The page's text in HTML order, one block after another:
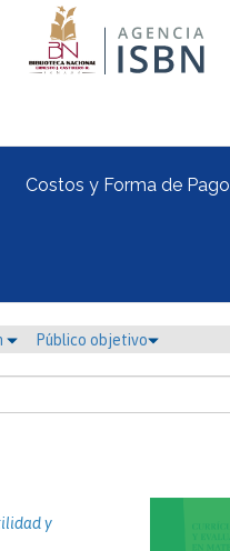
Costos y Forma de Pago
Público objetivo
y